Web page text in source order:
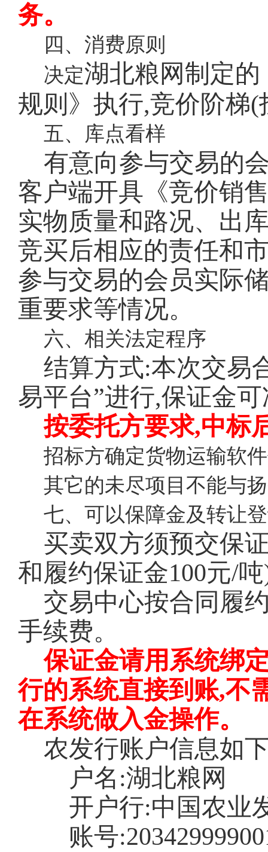
务。
四、消费原则
决定湖北粮网制定
规则》执行,竞价阶梯(
五、库点看样
有意向参与交易的
客户端开具《竞价销
实物质量和路况、出
竞买后相应的责任和
参与交易的会员实际
重要求等情况。
六、相关法定程序
结算方式:本次交易
易平台”进行,保证金
按委托方要求,中标
招标方确定货物运输软
其它的未尽项目不能与
七、可以保障金及转让
买卖双方须预交保
和履约保证金100元/
交易中心按合同履
手续费。
保证金请用系统绑
行的系统直接到账,不
在系统做入金操作。
农发行账户信息如
户名 :湖北粮网
开户行:中国农业
账号